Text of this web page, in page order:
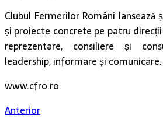
Clubul Fermerilor Români lansează
și proiecte concrete pe patru
reprezentare, consiliere și
leadership, informare și comunicare.
www.cfro.ro
Anterior